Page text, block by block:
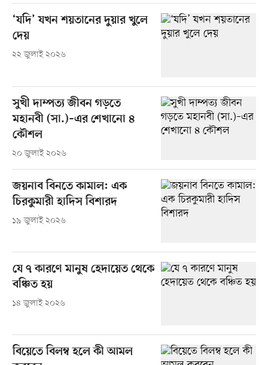
‘যদি’ যখন শয়তানের দুয়ার খুলে
দেয়
২২ জুলাই ২০২৬
সুখী দাম্পত্য জীবন গড়তে
মহানবী (সা.)–এর শেখানো ৪
কৌশল
২০ জুলাই ২০২৬
জয়নাব বিনতে কামাল: এক
চিরকুমারী হাদিস বিশারদ
১৯ জুলাই ২০২৬
যে ৭ কারণে মানুষ হেদায়েত থেকে
বঞ্চিত হয়
১৪ জুলাই ২০২৬
বিয়েতে বিলম্ব হলে কী আমল